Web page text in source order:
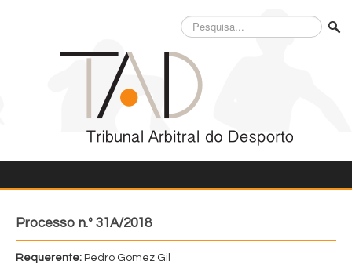
Pesquisa...
Processo n.º 31A/2018
Requerente: Pedro Gomez Gil